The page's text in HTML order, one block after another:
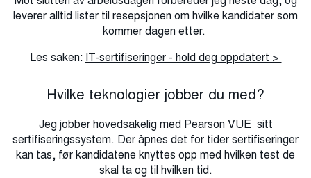
leverer alltid lister til resepsjonen om hvilke kandidater som
kommer dagen etter.
Les saken: IT-sertifiseringer - hold deg oppdatert >
Hvilke teknologier jobber du med?
Jeg jobber hovedsakelig med Pearson VUE sitt
sertifiseringssystem. Der åpnes det for tider sertifiseringer
kan tas, før kandidatene knyttes opp med hvilken test de
skal ta og til hvilken tid.